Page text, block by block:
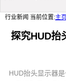
行业新闻 当前位置:主页
探究HUD抬
HUD抬头显示器